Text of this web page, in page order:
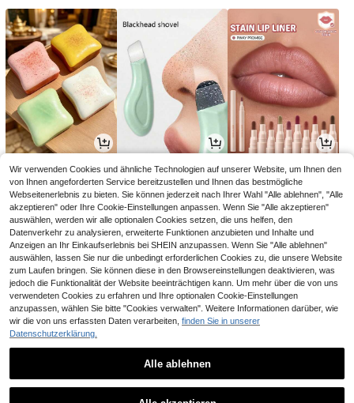
2,88€ 2,88€ 5,58€
12 3 14
Wir verwenden Cookies und ähnliche Technologien auf unserer Website, um Ihnen den
von Ihnen angeforderten Service bereitzustellen und Ihnen das bestmögliche
Webseitenerlebnis zu bieten. Sie können jederzeit nach Ihrer Wahl "Alle ablehnen", "Alle
akzeptieren" oder Ihre Cookie-Einstellungen anpassen. Wenn Sie "Alle akzeptieren"
auswählen, werden wir alle optionalen Cookies setzen, die uns helfen, den
Datenverkehr zu analysieren, erweiterte Funktionen anzubieten und Inhalte und
Anzeigen an Ihr Einkaufserlebnis bei SHEIN anzupassen. Wenn Sie "Alle ablehnen"
auswählen, lassen Sie nur die unbedingt erforderlichen Cookies zu, die unsere Website
zum Laufen bringen. Sie können diese in den Browsereinstellungen deaktivieren, was
jedoch die Funktionalität der Website beeinträchtigen kann. Um mehr über die von uns
verwendeten Cookies zu erfahren und Ihre optionalen Cookie-Einstellungen
anzupassen, wählen Sie bitte "Cookies verwalten". Weitere Informationen darüber, wie
wir die von uns erfassten Daten verarbeiten, finden Sie in unserer
Datenschutzerklärung.
Alle ablehnen